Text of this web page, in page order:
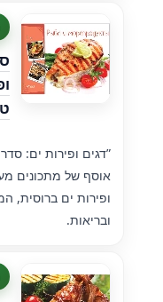
”דגים ופירות ים:
אוסף של מתכונים
ופירות ים ברוסית,
ובריאות.